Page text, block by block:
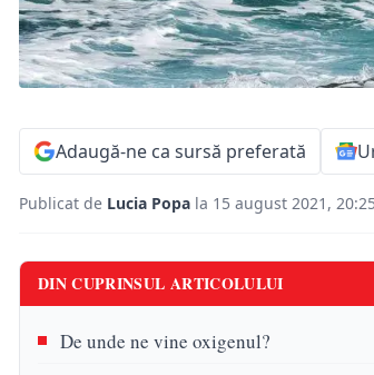
Adaugă-ne ca sursă preferată
Publicat de Lucia Popa la 15 august 2021, 20:25
DIN CUPRINSUL ARTICOLULUI
De unde ne vine oxigenul?